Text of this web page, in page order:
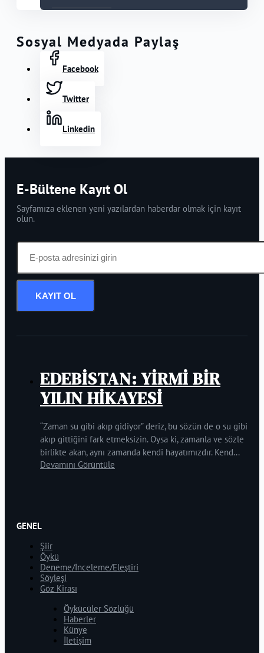
Sosyal Medyada Paylaş
Facebook
Twitter
Linkedin
E-Bültene Kayıt Ol
Sayfamıza eklenen yeni yazılardan haberdar olmak için kayıt
olun.
KAYIT OL
EDEBİSTAN: YİRMİ BİR
YILIN HİKAYESİ
“Zaman su gibi akıp gidiyor” deriz, bu sözün de o su gibi
akıp gittiğini fark etmeksizin. Oysa ki, zamanla ve sözle
birlikte akan, aynı zamanda kendi hayatımızdır. Kend...
Devamını Görüntüle
GENEL
Şiir
Öykü
Deneme/İnceleme/Eleştiri
Söyleşi
Göz Kirası
Öykücüler Sözlüğü
Haberler
Künye
İletişim